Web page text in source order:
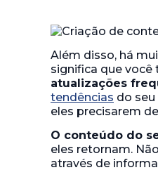
Além disso, há
significa que
atualizações
tendências do
eles precisarem
O conteúdo do
eles retornam.
através de